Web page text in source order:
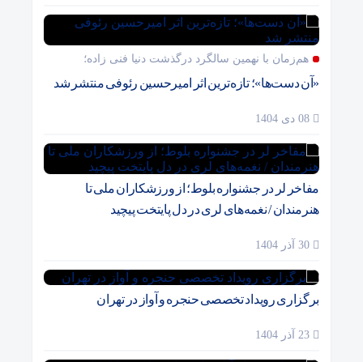
هم‌زمان با نهمین سالگرد درگذشت دنیا فنی زاده؛
«آن دست‌ها»؛ تازه‌ترین اثر امیرحسین رئوفی منتشر شد
مفاخر لر در جشنواره بلوط؛ از ورزشکاران ملی تا
هنرمندان / نغمه‌های لری در دل پایتخت پیچید
برگزاری رویداد تخصصی حنجره و آواز در تهران